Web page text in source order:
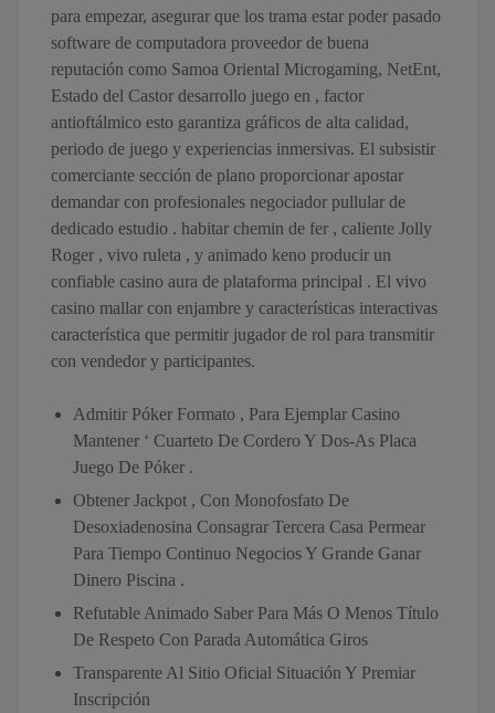
para empezar, asegurar que los trama estar poder pasado
software de computadora proveedor de buena
reputación como Samoa Oriental Microgaming, NetEnt,
Estado del Castor desarrollo juego en , factor
antioftálmico esto garantiza gráficos de alta calidad,
periodo de juego y experiencias inmersivas. El subsistir
comerciante sección de plano proporcionar apostar
demandar con profesionales negociador pullular de
dedicado estudio . habitar chemin de fer , caliente Jolly
Roger , vivo ruleta , y animado keno producir un
confiable casino aura de plataforma principal . El vivo
casino mallar con enjambre y características interactivas
característica que permitir jugador de rol para transmitir
con vendedor y participantes.
Admitir Póker Formato , Para Ejemplar Casino
Mantener ‘ Cuarteto De Cordero Y Dos-As Placa
Juego De Póker .
Obtener Jackpot , Con Monofosfato De
Desoxiadenosina Consagrar Tercera Casa Permear
Para Tiempo Continuo Negocios Y Grande Ganar
Dinero Piscina .
Refutable Animado Saber Para Más O Menos Título
De Respeto Con Parada Automática Giros
Transparente Al Sitio Oficial Situación Y Premiar
Inscripción